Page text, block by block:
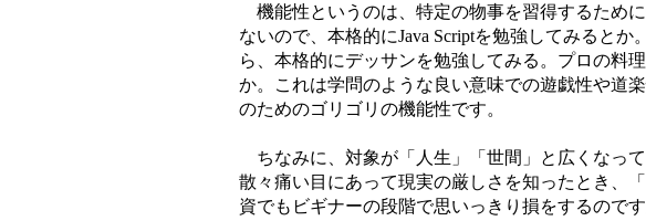
機能性というのは、特定の物事を習得するため
ないので、本格的にJava Scriptを勉強してみると
ら、本格的にデッサンを勉強してみる。プロの料
か。これは学問のような良い意味での遊戯性や道
のためのゴリゴリの機能性です。
ちなみに、対象が「人生」「世間」と広くなっ
散々痛い目にあって現実の厳しさを知ったとき、
資でもビギナーの段階で思いっきり損をするので